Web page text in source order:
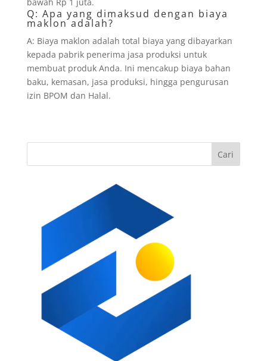
Q: Apa yang dimaksud dengan biaya
maklon adalah?
A: Biaya maklon adalah total biaya yang dibayarkan
kepada pabrik penerima jasa produksi untuk
membuat produk Anda. Ini mencakup biaya bahan
baku, kemasan, jasa produksi, hingga pengurusan
izin BPOM dan Halal.
Cari